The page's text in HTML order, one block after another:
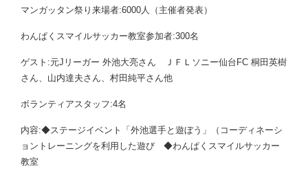
マンガッタン祭り来場者:6000人（主催者発表）
わんぱくスマイルサッカー教室参加者:300名
ゲスト:元Jリーガー 外池大亮さん ＪＦＬソニー仙台FC 桐田英樹
さん、山内達夫さん、村田純平さん他
ボランティアスタッフ:4名
内容:◆ステージイベント「外池選手と遊ぼう」（コーディネーシ
ョントレーニングを利用した遊び ◆わんぱくスマイルサッカー
教室